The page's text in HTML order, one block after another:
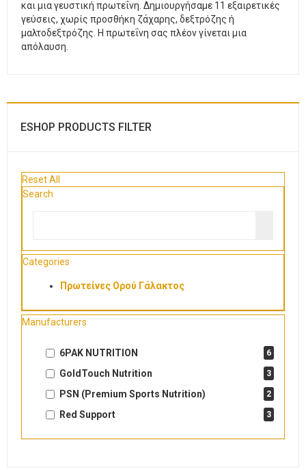
και μια γευστική πρωτεΐνη. Δημιουργήσαμε 11 εξαιρετικές
γεύσεις, χωρίς προσθήκη ζάχαρης, δεξτρόζης ή
μαλτοδεξτρόζης. Η πρωτεΐνη σας πλέον γίνεται μια
απόλαυση.
ESHOP PRODUCTS FILTER
Reset All
Search
Categories
Πρωτείνες Ορού Γάλακτος
Manufacturers
6PAK NUTRITION 6
GoldTouch Nutrition 3
PSN (Premium Sports Nutrition) 2
Red Support 3